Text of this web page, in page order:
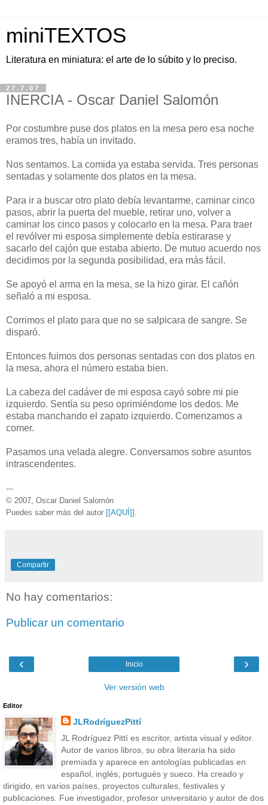
miniTEXTOS
Literatura en miniatura: el arte de lo súbito y lo preciso.
27.7.07
INERCIA - Oscar Daniel Salomón
Por costumbre puse dos platos en la mesa pero esa noche
eramos tres, había un invitado.
Nos sentamos. La comida ya estaba servida. Tres personas
sentadas y solamente dos platos en la mesa.
Para ir a buscar otro plato debía levantarme, caminar cinco
pasos, abrir la puerta del mueble, retirar uno, volver a
caminar los cinco pasos y colocarlo en la mesa. Para traer
el revólver mi esposa simplemente debía estirarase y
sacarlo del cajón que estaba abierto. De mutuo acuerdo nos
decidimos por la segunda posibilidad, era más fácil.
Se apoyó el arma en la mesa, se la hizo girar. El cañón
señaló a mi esposa.
Corrimos el plato para que no se salpicara de sangre. Se
disparó.
Entonces fuimos dos personas sentadas con dos platos en
la mesa, ahora el número estaba bien.
La cabeza del cadáver de mi esposa cayó sobre mi pie
izquierdo. Sentía su peso oprimiéndome los dedos. Me
estaba manchando el zapato izquierdo. Comenzamos a
comer.
Pasamos una velada alegre. Conversamos sobre asuntos
intrascendentes.
---
© 2007, Oscar Daniel Salomón
Puedes saber más del autor [[AQUÍ]]
Compartir
No hay comentarios:
Publicar un comentario
‹ ›
Inicio
Ver versión web
Editor
JLRodríguezPittí
JL Rodríguez Pittí es escritor, artista visual y editor.
Autor de varios libros, su obra literaria ha sido
premiada y aparece en antologías publicadas en
español, inglés, portugués y sueco. Ha creado y
dirigido, en varios países, proyectos culturales, festivales y
publicaciones. Fue investigador, profesor universitario y autor de dos